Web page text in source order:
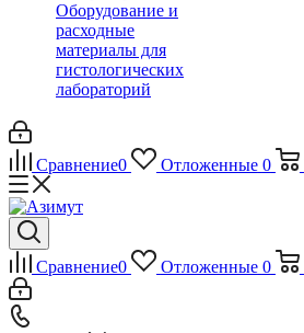
Оборудование и
расходные
материалы для
гистологических
лабораторий
Сравнение0 Отложенные 0
Сравнение0 Отложенные 0